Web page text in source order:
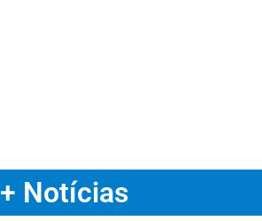
+ Notícias